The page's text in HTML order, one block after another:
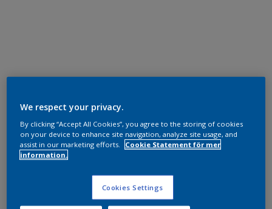
We respect your privacy.
By clicking “Accept All Cookies”, you agree to the storing of cookies
on your device to enhance site navigation, analyze site usage, and
assist in our marketing efforts.
Cookie Statement för mer
information.
Cookies Settings